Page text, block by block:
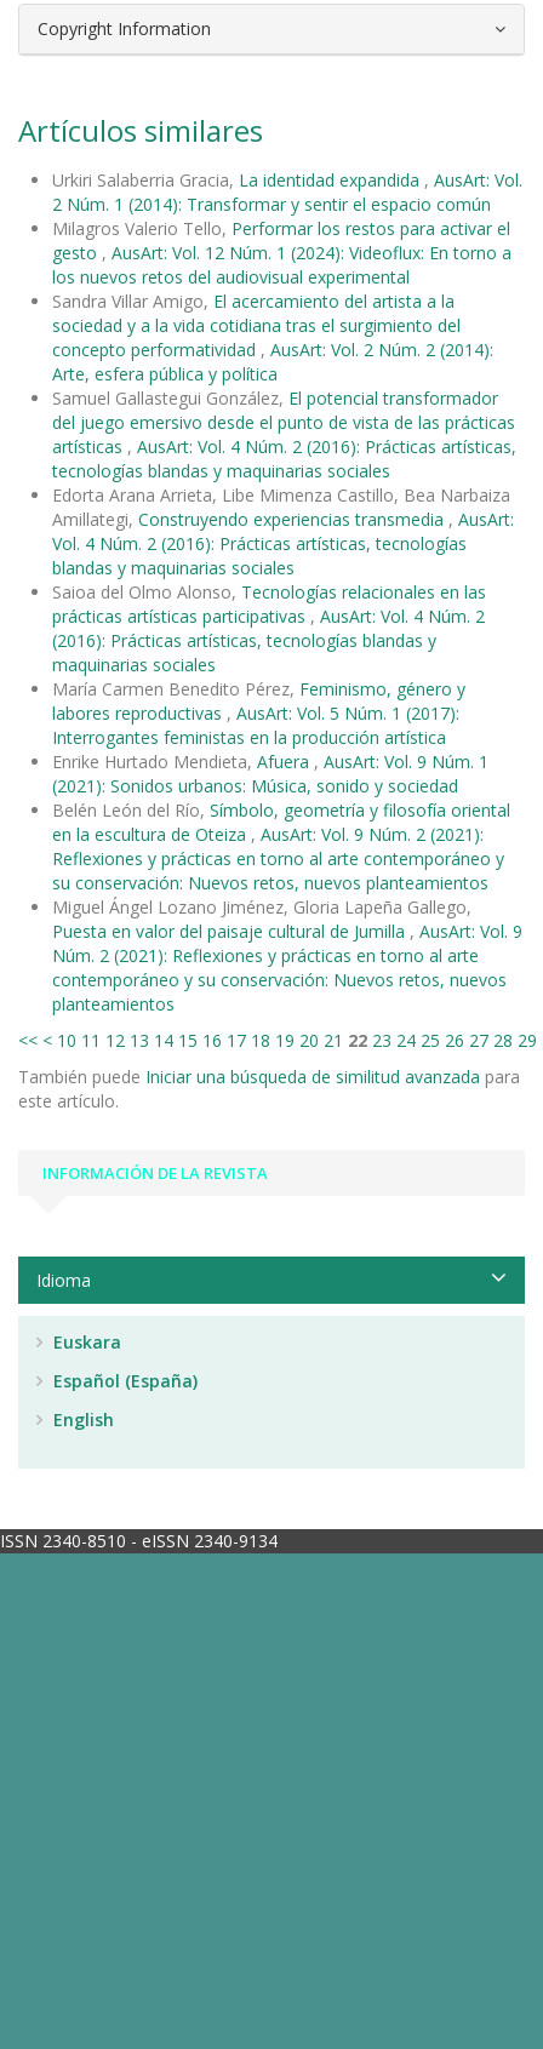
Copyright Information
Artículos similares
Urkiri Salaberria Gracia, La identidad expandida , AusArt: Vol.
2 Núm. 1 (2014): Transformar y sentir el espacio común
Milagros Valerio Tello, Performar los restos para activar el
gesto , AusArt: Vol. 12 Núm. 1 (2024): Videoflux: En torno a
los nuevos retos del audiovisual experimental
Sandra Villar Amigo, El acercamiento del artista a la
sociedad y a la vida cotidiana tras el surgimiento del
concepto performatividad , AusArt: Vol. 2 Núm. 2 (2014):
Arte, esfera pública y política
Samuel Gallastegui González, El potencial transformador
del juego emersivo desde el punto de vista de las prácticas
artísticas , AusArt: Vol. 4 Núm. 2 (2016): Prácticas artísticas,
tecnologías blandas y maquinarias sociales
Edorta Arana Arrieta, Libe Mimenza Castillo, Bea Narbaiza
Amillategi, Construyendo experiencias transmedia , AusArt:
Vol. 4 Núm. 2 (2016): Prácticas artísticas, tecnologías
blandas y maquinarias sociales
Saioa del Olmo Alonso, Tecnologías relacionales en las
prácticas artísticas participativas , AusArt: Vol. 4 Núm. 2
(2016): Prácticas artísticas, tecnologías blandas y
maquinarias sociales
María Carmen Benedito Pérez, Feminismo, género y
labores reproductivas , AusArt: Vol. 5 Núm. 1 (2017):
Interrogantes feministas en la producción artística
Enrike Hurtado Mendieta, Afuera , AusArt: Vol. 9 Núm. 1
(2021): Sonidos urbanos: Música, sonido y sociedad
Belén León del Río, Símbolo, geometría y filosofía oriental
en la escultura de Oteiza , AusArt: Vol. 9 Núm. 2 (2021):
Reflexiones y prácticas en torno al arte contemporáneo y
su conservación: Nuevos retos, nuevos planteamientos
Miguel Ángel Lozano Jiménez, Gloria Lapeña Gallego,
Puesta en valor del paisaje cultural de Jumilla , AusArt: Vol. 9
Núm. 2 (2021): Reflexiones y prácticas en torno al arte
contemporáneo y su conservación: Nuevos retos, nuevos
planteamientos
<< < 10 11 12 13 14 15 16 17 18 19 20 21 22 23 24 25 26 27 28 29
También puede Iniciar una búsqueda de similitud avanzada para
este artículo.
INFORMACIÓN DE LA REVISTA
Idioma
Euskara
Español (España)
English
ISSN 2340-8510 - eISSN 2340-9134